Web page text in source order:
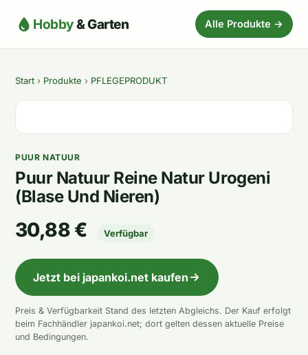
Hobby& Garten Alle Produkte →
Start › Produkte › PFLEGEPRODUKT
PUUR NATUUR
Puur Natuur Reine Natur Urogeni
(Blase Und Nieren)
30,88 € Verfügbar
Jetzt bei japankoi.net kaufen
Preis & Verfügbarkeit Stand des letzten Abgleichs. Der Kauf erfolgt
beim Fachhändler japankoi.net; dort gelten dessen aktuelle Preise
und Bedingungen.